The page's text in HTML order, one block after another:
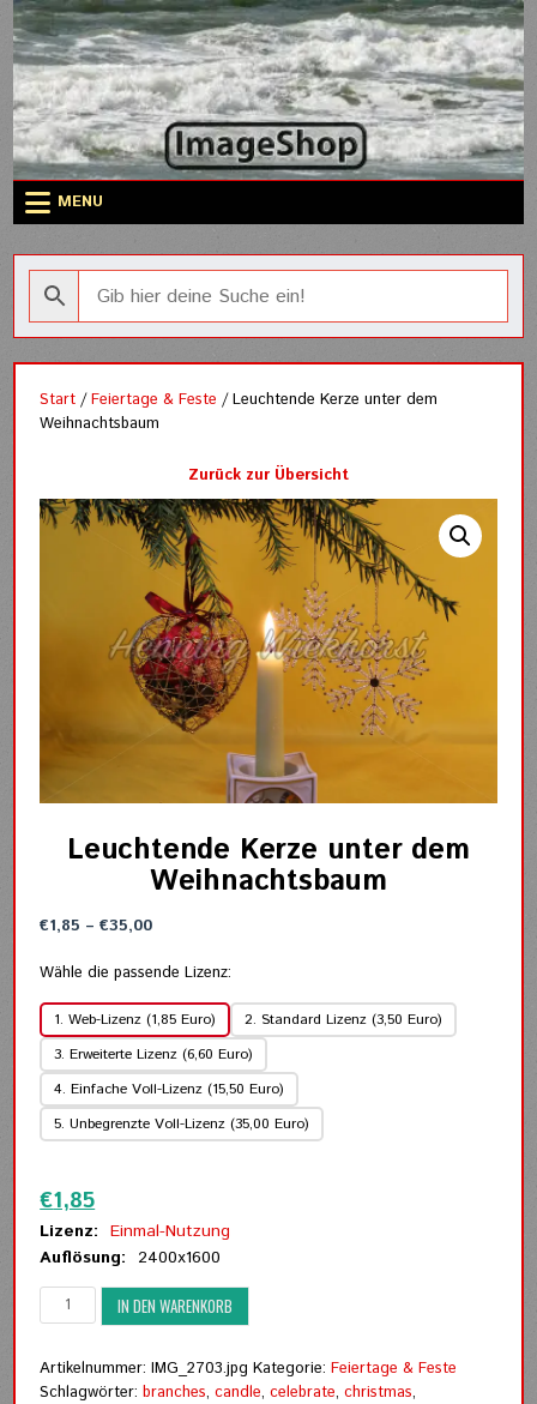
Skip
to
content
MENU
Start /Feiertage & Feste / Leuchtende Kerze unter dem
Weihnachtsbaum
Zurück zur Übersicht
Leuchtende Kerze unter dem
Weihnachtsbaum
€1,85 –€35,00Preisspanne:
bis
€35,00
Wähle die passende Lizenz:
1. Web-Lizenz (1,85 Euro)
2. Standard Lizenz (3,50 Euro)
3. Erweiterte Lizenz (6,60 Euro)
4. Einfache Voll-Lizenz (15,50 Euro)
5. Unbegrenzte Voll-Lizenz (35,00 Euro)
€1,85
Lizenz: Einmal-Nutzung
Auflösung: 2400x1600
Leuchtende
Kerze
dem
Weihnachtsbaum
IN DEN WARENKORB
Artikelnummer:IMG_2703.jpg Kategorie:Feiertage & Feste
Schlagwörter:branches,candle,celebrate,christmas,